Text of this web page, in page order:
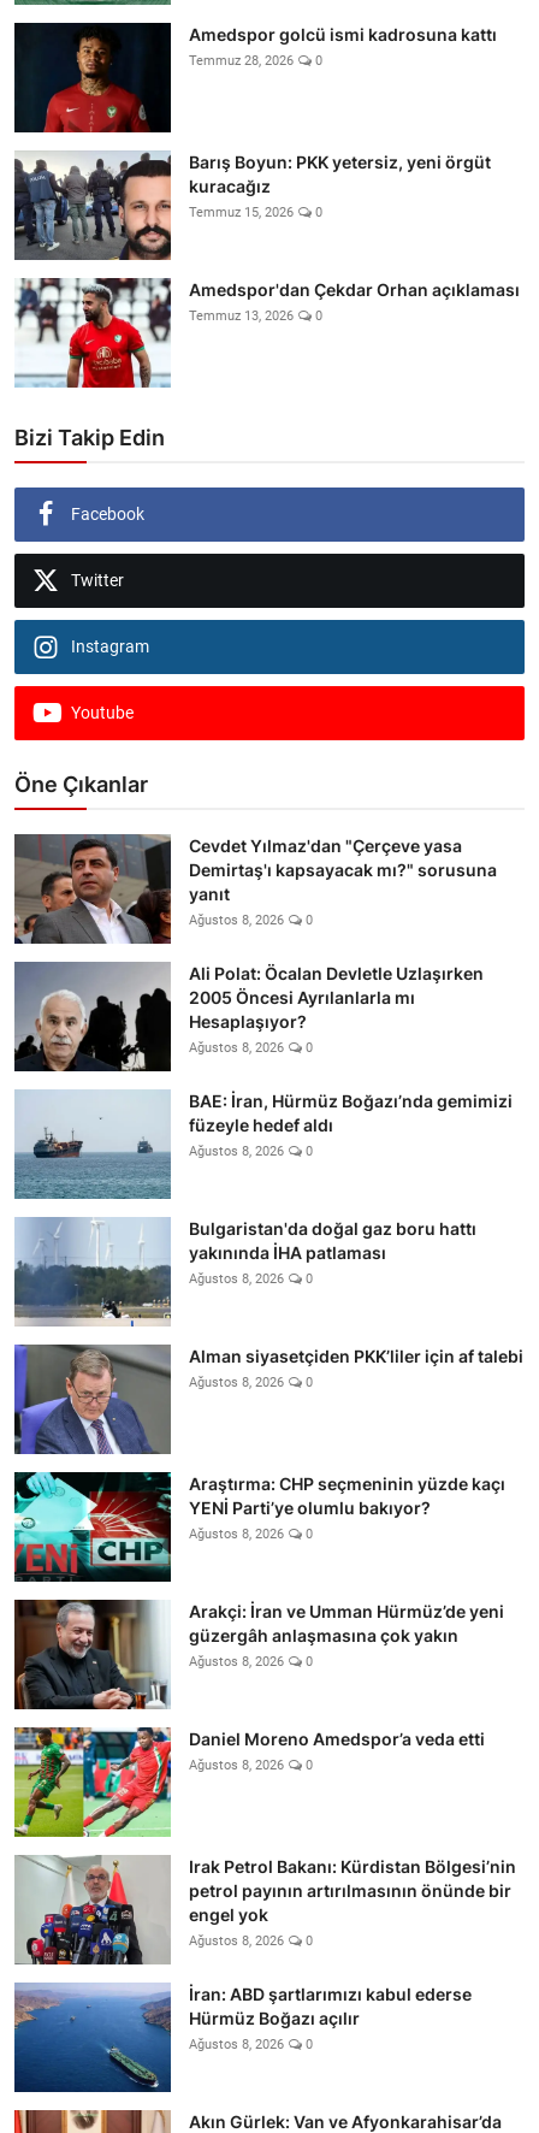
Amedspor golcü ismi kadrosuna kattı
Temmuz 28, 2026 0
Barış Boyun: PKK yetersiz, yeni örgüt
kuracağız
Temmuz 15, 2026 0
Amedspor'dan Çekdar Orhan açıklaması
Temmuz 13, 2026 0
Bizi Takip Edin
Facebook
Twitter
Instagram
Youtube
Öne Çıkanlar
Cevdet Yılmaz'dan "Çerçeve yasa
Demirtaş'ı kapsayacak mı?" sorusuna
yanıt
Ağustos 8, 2026 0
Ali Polat: Öcalan Devletle Uzlaşırken
2005 Öncesi Ayrılanlarla mı
Hesaplaşıyor?
Ağustos 8, 2026 0
BAE: İran, Hürmüz Boğazı’nda gemimizi
füzeyle hedef aldı
Ağustos 8, 2026 0
Bulgaristan'da doğal gaz boru hattı
yakınında İHA patlaması
Ağustos 8, 2026 0
Alman siyasetçiden PKK’liler için af talebi
Ağustos 8, 2026 0
Araştırma: CHP seçmeninin yüzde kaçı
YENİ Parti’ye olumlu bakıyor?
Ağustos 8, 2026 0
Arakçi: İran ve Umman Hürmüz’de yeni
güzergâh anlaşmasına çok yakın
Ağustos 8, 2026 0
Daniel Moreno Amedspor’a veda etti
Ağustos 8, 2026 0
Irak Petrol Bakanı: Kürdistan Bölgesi’nin
petrol payının artırılmasının önünde bir
engel yok
Ağustos 8, 2026 0
İran: ABD şartlarımızı kabul ederse
Hürmüz Boğazı açılır
Ağustos 8, 2026 0
Akın Gürlek: Van ve Afyonkarahisar’da